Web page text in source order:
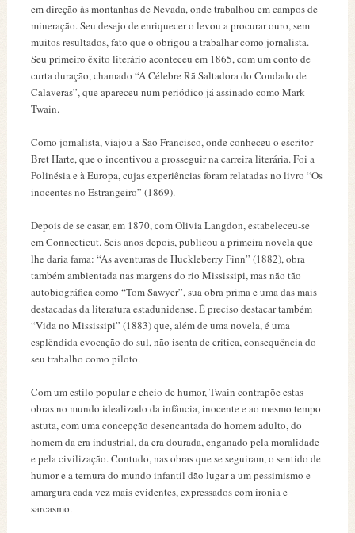
em direção às montanhas de Nevada, onde trabalhou em campos de
mineração. Seu desejo de enriquecer o levou a procurar ouro, sem
muitos resultados, fato que o obrigou a trabalhar como jornalista.
Seu primeiro êxito literário aconteceu em 1865, com um conto de
curta duração, chamado “A Célebre Rã Saltadora do Condado de
Calaveras”, que apareceu num periódico já assinado como Mark
Twain.
Como jornalista, viajou a São Francisco, onde conheceu o escritor
Bret Harte, que o incentivou a prosseguir na carreira literária. Foi a
Polinésia e à Europa, cujas experiências foram relatadas no livro “Os
inocentes no Estrangeiro” (1869).
Depois de se casar, em 1870, com Olivia Langdon, estabeleceu-se
em Connecticut. Seis anos depois, publicou a primeira novela que
lhe daria fama: “As aventuras de Huckleberry Finn” (1882), obra
também ambientada nas margens do rio Mississipi, mas não tão
autobiográfica como “Tom Sawyer”, sua obra prima e uma das mais
destacadas da literatura estadunidense. É preciso destacar também
“Vida no Mississipi” (1883) que, além de uma novela, é uma
esplêndida evocação do sul, não isenta de crítica, consequência do
seu trabalho como piloto.
Com um estilo popular e cheio de humor, Twain contrapõe estas
obras no mundo idealizado da infância, inocente e ao mesmo tempo
astuta, com uma concepção desencantada do homem adulto, do
homem da era industrial, da era dourada, enganado pela moralidade
e pela civilização. Contudo, nas obras que se seguiram, o sentido de
humor e a ternura do mundo infantil dão lugar a um pessimismo e
amargura cada vez mais evidentes, expressados com ironia e
sarcasmo.